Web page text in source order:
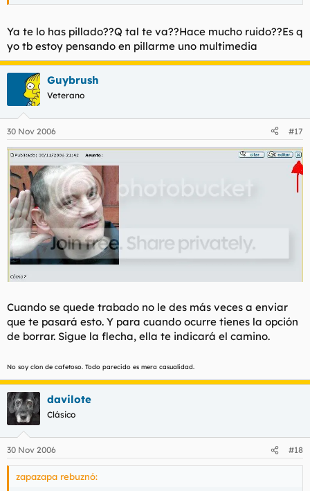
Ya te lo has pillado??Q tal te va??Hace mucho ruido??Es q
yo tb estoy pensando en pillarme uno multimedia
Guybrush
Veterano
30 Nov 2006 #17
Cuando se quede trabado no le des más veces a enviar
que te pasará esto. Y para cuando ocurre tienes la opción
de borrar. Sigue la flecha, ella te indicará el camino.
No soy clon de cafetoso. Todo parecido es mera casualidad.
davilote
Clásico
30 Nov 2006 #18
zapazapa rebuznó: